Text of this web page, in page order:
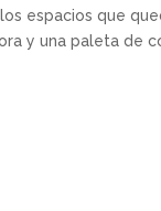
espacios que
y una paleta de